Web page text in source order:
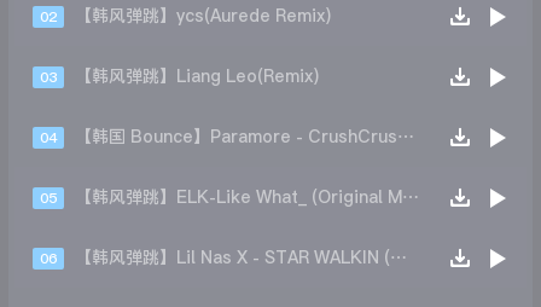
02 【韩风弹跳】ycs(Aurede Remix)
03 【韩风弹跳】Liang Leo(Remix)
04 【韩国 Bounce】Paramore - CrushCrushCrush (B.BEAD Bootleg)
05 【韩风弹跳】ELK-Like What_ (Original Mix)
06 【韩风弹跳】Lil Nas X - STAR WALKIN (Monkey Buya Remix)